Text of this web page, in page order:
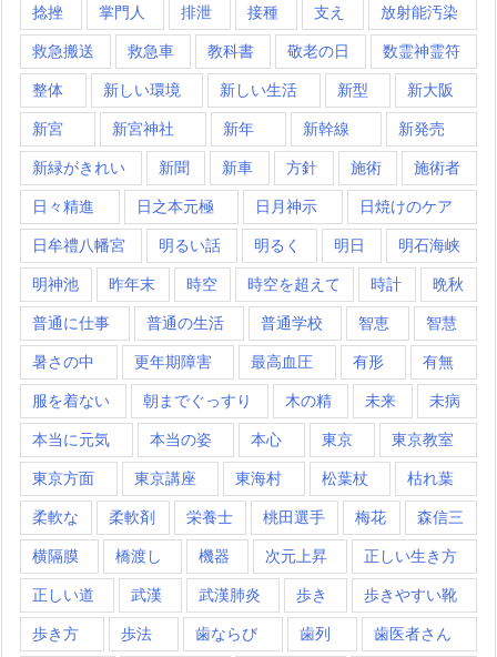
捻挫 掌門人 排泄 接種 支え 放射能汚染
救急搬送 救急車 教科書 敬老の日 数霊神霊符
整体 新しい環境 新しい生活 新型 新大阪
新宮 新宮神社 新年 新幹線 新発売
新緑がきれい 新聞 新車 方針 施術 施術者
日々精進 日之本元極 日月神示 日焼けのケア
日牟禮八幡宮 明るい話 明るく 明日 明石海峡
明神池 昨年末 時空 時空を超えて 時計 晩秋
普通に仕事 普通の生活 普通学校 智恵 智慧
暑さの中 更年期障害 最高血圧 有形 有無
服を着ない 朝までぐっすり 木の精 未来 未病
本当に元気 本当の姿 本心 東京 東京教室
東京方面 東京講座 東海村 松葉杖 枯れ葉
柔軟な 柔軟剤 栄養士 桃田選手 梅花 森信三
横隔膜 橋渡し 機器 次元上昇 正しい生き方
正しい道 武漢 武漢肺炎 歩き 歩きやすい靴
歩き方 歩法 歯ならび 歯列 歯医者さん